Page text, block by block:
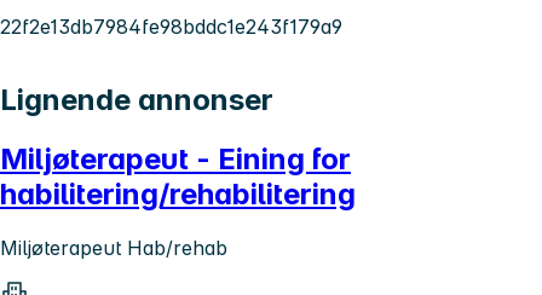
22f2e13db7984fe98bddc1e243f179a9
Lignende annonser
Miljøterapeut - Eining for
habilitering/rehabilitering
Miljøterapeut Hab/rehab